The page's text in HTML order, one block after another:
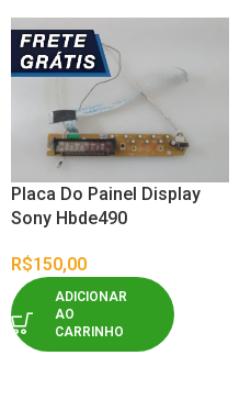
Placa Do Painel Display
Sony Hbde490
R$150,00
ADICIONAR
AO
CARRINHO